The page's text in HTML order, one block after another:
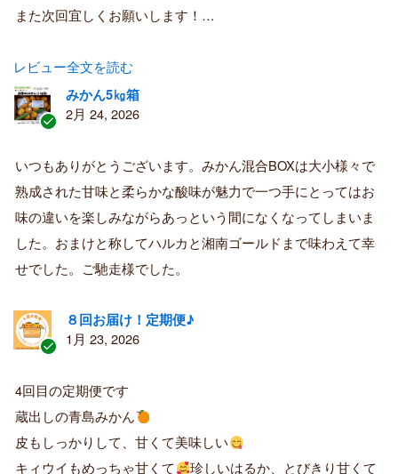
また次回宜しくお願いします！…
レビュー全文を読む
証
済
み
購
者
みかん5㎏箱
2月 24, 2026
いつもありがとうございます。みかん混合BOXは大小様々で
熟成された甘味と柔らかな酸味が魅力で一つ手にとってはお
味の違いを楽しみながらあっという間になくなってしまいま
した。おまけと称してハルカと湘南ゴールドまで味わえて幸
せでした。ご馳走様でした。
証
済
み
購
８回お届け！定期便♪
1月 23, 2026
4回目の定期便です
蔵出しの青島みかん
皮もしっかりして、甘くて美味しい
キィウイもめっちゃ甘くて
珍しいはるか、とびきり甘くて